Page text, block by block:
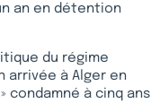
an en détention
du régime
arrivée à Alger en
condamné à cinq ans